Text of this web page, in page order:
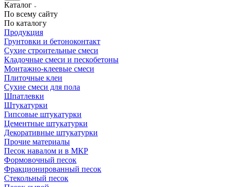
Каталог
По всему сайту
По каталогу
Продукция
Грунтовки и бетоноконтакт
Сухие строительные смеси
Кладочные смеси и пескобетоны
Монтажно-клеевые смеси
Плиточные клеи
Сухие смеси для пола
Шпатлевки
Штукатурки
Гипсовые штукатурки
Цементные штукатурки
Декоративные штукатурки
Прочие материалы
Песок навалом и в МКР
Формовочный песок
Фракционированный песок
Стекольный песок